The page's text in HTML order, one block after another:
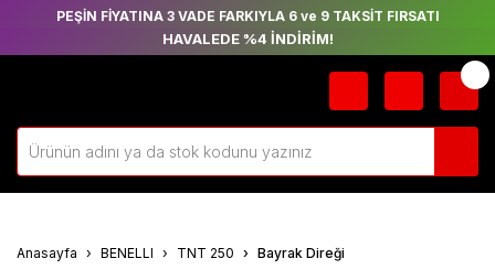
PEŞİN FİYATINA 3 VADE FARKIYLA 6 ve 9 TAKSİT FIRSATI
HAVALEDE %4 İNDİRİM!
Anasayfa BENELLI TNT 250 Bayrak Direği